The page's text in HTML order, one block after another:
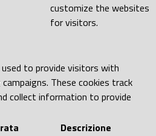
customize the websites
for visitors.
to provide visitors with
These cookies track
collect information to provide
Descrizione